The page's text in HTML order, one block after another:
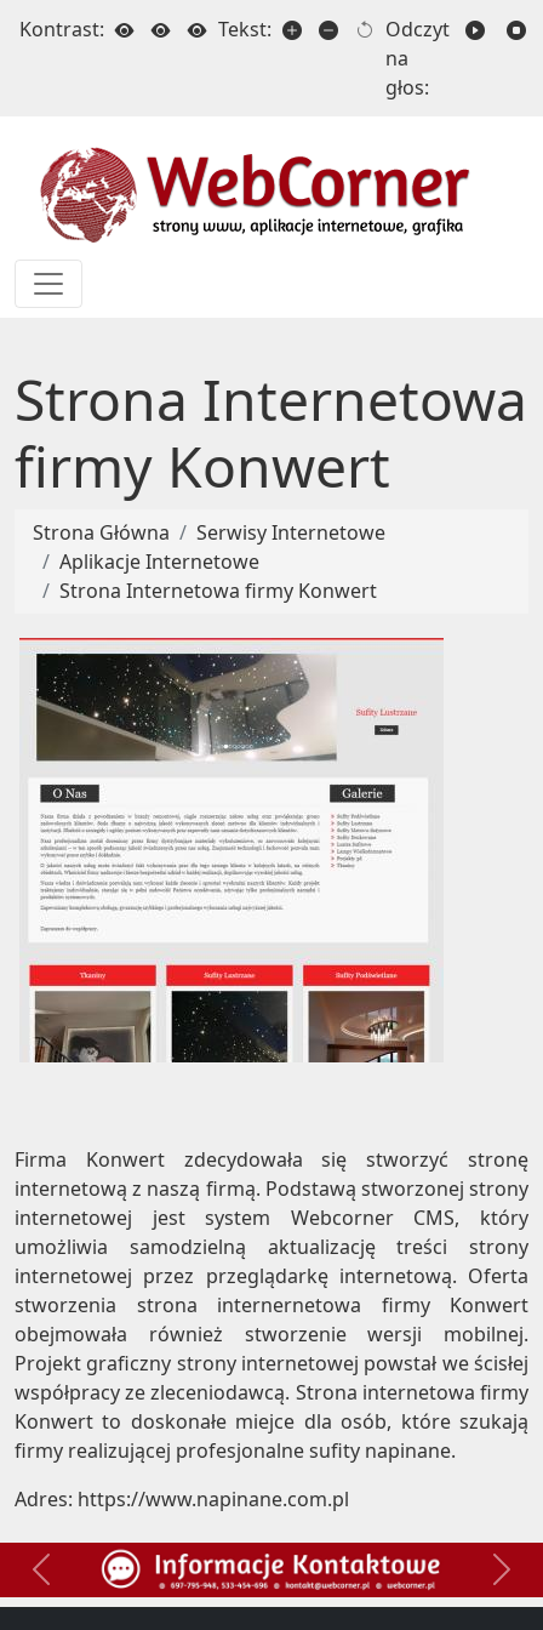
Kontrast: Tekst:
Odczyt
na
głos:
Strona Internetowa
firmy Konwert
Strona Główna
Serwisy Internetowe
Aplikacje Internetowe
Strona Internetowa firmy Konwert
Firma Konwert zdecydowała się stworzyć stronę
internetową z naszą firmą. Podstawą stworzonej strony
internetowej jest system Webcorner CMS, który
umożliwia samodzielną aktualizację treści strony
internetowej przez przeglądarkę internetową. Oferta
stworzenia strona internernetowa firmy Konwert
obejmowała również stworzenie wersji mobilnej.
Projekt graficzny strony internetowej powstał we ścisłej
współpracy ze zleceniodawcą. Strona internetowa firmy
Konwert to doskonałe miejce dla osób, które szukają
firmy realizującej profesjonalne sufity napinane.
Adres: https://www.napinane.com.pl
Previous Next